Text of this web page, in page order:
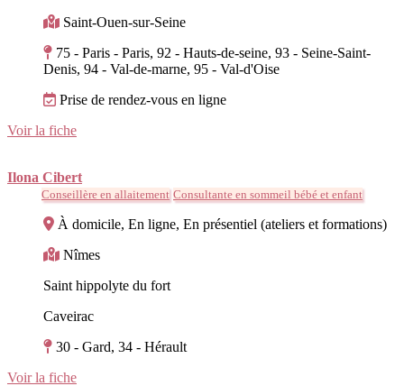
Saint-Ouen-sur-Seine
75 - Paris - Paris, 92 - Hauts-de-seine, 93 - Seine-Saint-
Denis, 94 - Val-de-marne, 95 - Val-d'Oise
Prise de rendez-vous en ligne
Voir la fiche
Ilona Cibert
Conseillère en allaitement Consultante en sommeil bébé et enfant
À domicile, En ligne, En présentiel (ateliers et formations)
Nîmes
Saint hippolyte du fort
Caveirac
30 - Gard, 34 - Hérault
Voir la fiche